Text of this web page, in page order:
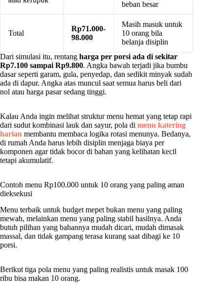
beban besar
Total
Rp71.000-
98.000
Masih masuk untuk
10 orang bila
belanja disiplin
Dari simulasi itu, rentang harga per porsi ada di sekitar
Rp7.100 sampai Rp9.800. Angka bawah terjadi jika bumbu
dasar seperti garam, gula, penyedap, dan sedikit minyak sudah
ada di dapur. Angka atas muncul saat semua harus beli dari
nol atau harga pasar sedang tinggi.
Kalau Anda ingin melihat struktur menu hemat yang tetap rapi
dari sudut kombinasi lauk dan sayur, pola di menu katering
harian membantu membaca logika rotasi menunya. Bedanya,
di rumah Anda harus lebih disiplin menjaga biaya per
komponen agar tidak bocor di bahan yang kelihatan kecil
tetapi akumulatif.
Contoh menu Rp100.000 untuk 10 orang yang paling aman
dieksekusi
Menu terbaik untuk budget mepet bukan menu yang paling
mewah, melainkan menu yang paling stabil hasilnya. Anda
butuh pilihan yang bahannya mudah dicari, mudah dimasak
massal, dan tidak gampang terasa kurang saat dibagi ke 10
porsi.
Berikut tiga pola menu yang paling realistis untuk masak 100
ribu bisa makan 10 orang.